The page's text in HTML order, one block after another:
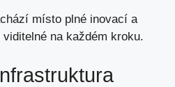
místo plné inovací a
na každém kroku.